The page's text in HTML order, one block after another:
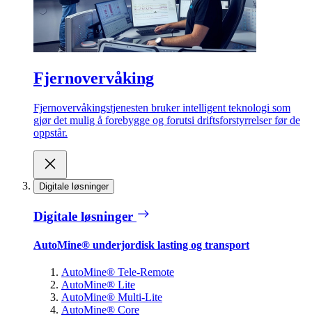
Fjernovervåking
Fjernovervåkingstjenesten bruker intelligent teknologi som
gjør det mulig å forebygge og forutsi driftsforstyrrelser før de
oppstår.
Digitale løsninger
Digitale løsninger
AutoMine® underjordisk lasting og transport
AutoMine® Tele-Remote
AutoMine® Lite
AutoMine® Multi-Lite
AutoMine® Core